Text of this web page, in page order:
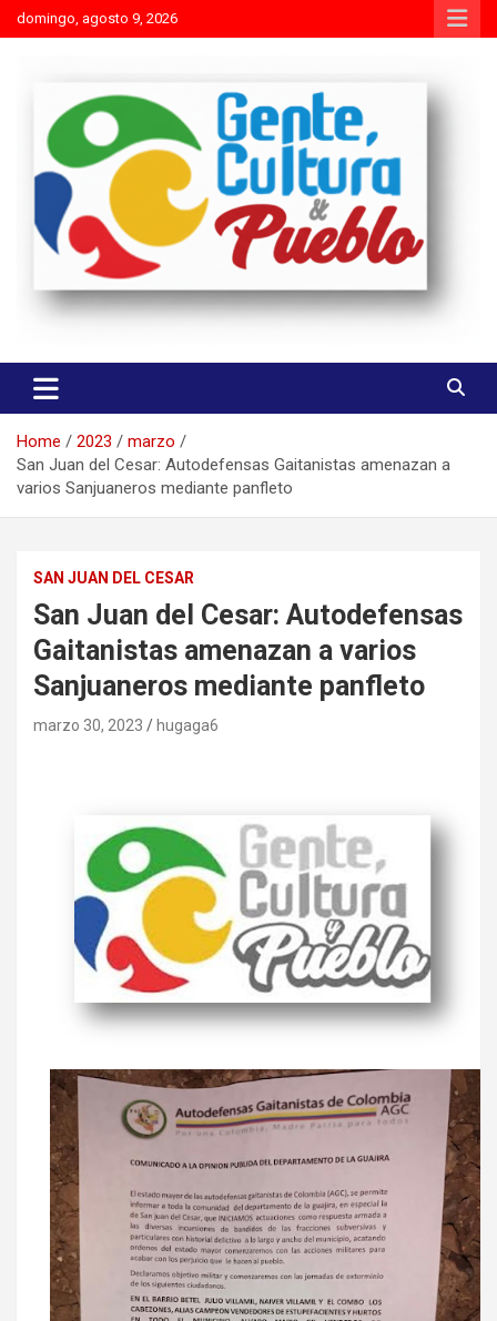
Skip
to
domingo, agosto 9, 2026
Gente Cultura y Pueblo
Home 2023
marzo
San Juan del Cesar: Autodefensas Gaitanistas amenazan a
varios Sanjuaneros mediante panfleto
SAN JUAN DEL CESAR
San Juan del Cesar: Autodefensas
Gaitanistas amenazan a varios
Sanjuaneros mediante panfleto
marzo 30, 2023 hugaga6